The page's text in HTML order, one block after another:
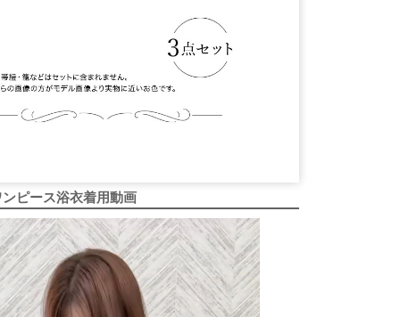
ピース浴衣着用動画